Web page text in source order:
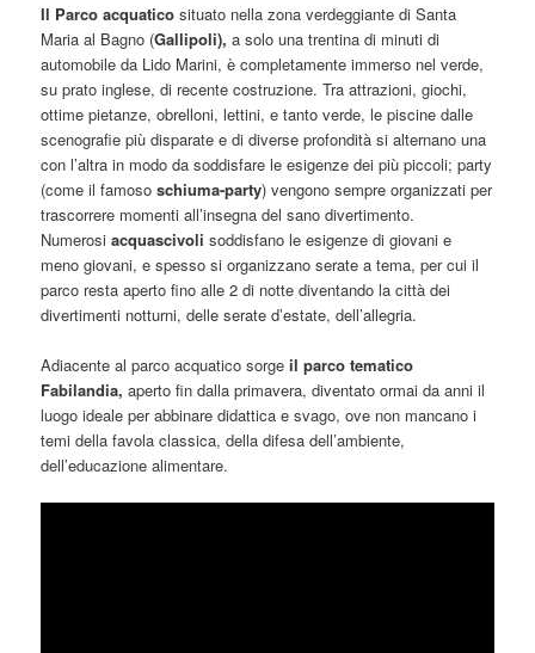
Il Parco acquatico situato nella zona verdeggiante di Santa
Maria al Bagno (Gallipoli), a solo una trentina di minuti di
automobile da Lido Marini, è completamente immerso nel verde,
su prato inglese, di recente costruzione. Tra attrazioni, giochi,
ottime pietanze, obrelloni, lettini, e tanto verde, le piscine dalle
scenografie più disparate e di diverse profondità si alternano una
con l’altra in modo da soddisfare le esigenze dei più piccoli; party
(come il famososchiuma-party) vengono sempre organizzati per
trascorrere momenti all’insegna del sano divertimento.
Numerosiacquascivolisoddisfano le esigenze di giovani e
meno giovani, e spesso si organizzano serate a tema, per cui il
parco resta aperto fino alle 2 di notte diventando la città dei
divertimenti notturni, delle serate d’estate, dell’allegria.
Adiacente al parco acquatico sorgeil parco tematico
Fabilandia,aperto fin dalla primavera, diventato ormai da anni il
luogo ideale per abbinare didattica e svago, ove non mancano i
temi della favola classica, della difesa dell’ambiente,
dell’educazione alimentare.